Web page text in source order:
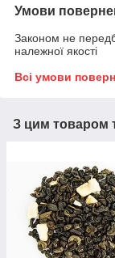
Умови
Законом не
належної якості
Всі умови
З цим товаром